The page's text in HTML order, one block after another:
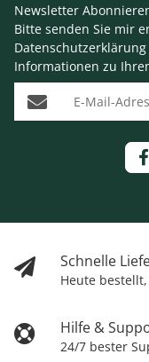
Schnelle
Heute
Hilfe &
24/7 bester
Newsletter
Bitte senden Sie mir
Datenschutzerklärung
Informationen zu
E-Mail-Adresse